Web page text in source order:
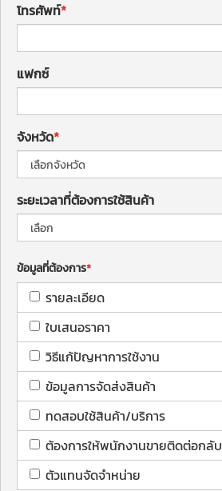
โทรศัพท์
แฟกซ์
จังหวัด
ระยะเวลาที่ต้องการใช้สินค้า
ข้อมูลที่ต้องการ
รายละเอียด
ใบเสนอราคา
วิธีแก้ปัญหาการใช้งาน
ข้อมูลการจัดส่งสินค้า
ทดสอบใช้สินค้า/บริการ
ต้องการให้พนักงานขายติดต่อกลับ
ตัวแทนจัดจำหน่าย